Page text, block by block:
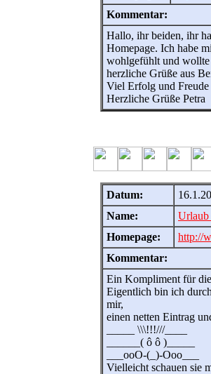
Kommentar:
Hallo, ihr beiden, ihr
Homepage. Ich habe
wohlgefühlt und wollte
herzliche Grüße aus
Viel Erfolg und
Herzliche Grüße Petra
Datum:
Name:
Urlaub
Homepage:
http://
Kommentar:
Ein Kompliment für
Eigentlich bin ich
mir,
einen netten Eintrag
_____ \\\!!!///____
______( ô ô )_____
___ooO-(_)-Ooo___
Vielleicht schauen sie